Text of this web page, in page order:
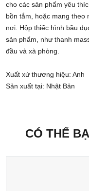
cho các sản phẩm yêu
bồn tắm, hoặc mang theo
nơi. Hộp thiếc hình bầu
sản phẩm, như thanh
đầu và xà phòng.
Xuất xứ thương hiệu: Anh
Sản xuất tại: Nhật Bản
CÓ THỂ